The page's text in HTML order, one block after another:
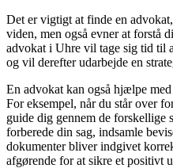
Det er vigtigt at finde en
viden, men også evner at forstå
advokat i Uhre vil tage sig tid til
og vil derefter udarbejde en
En advokat kan også hjælpe
For eksempel, når du står over
guide dig gennem de forskellige
forberede din sag, indsamle
dokumenter bliver indgivet
afgørende for at sikre et positivt